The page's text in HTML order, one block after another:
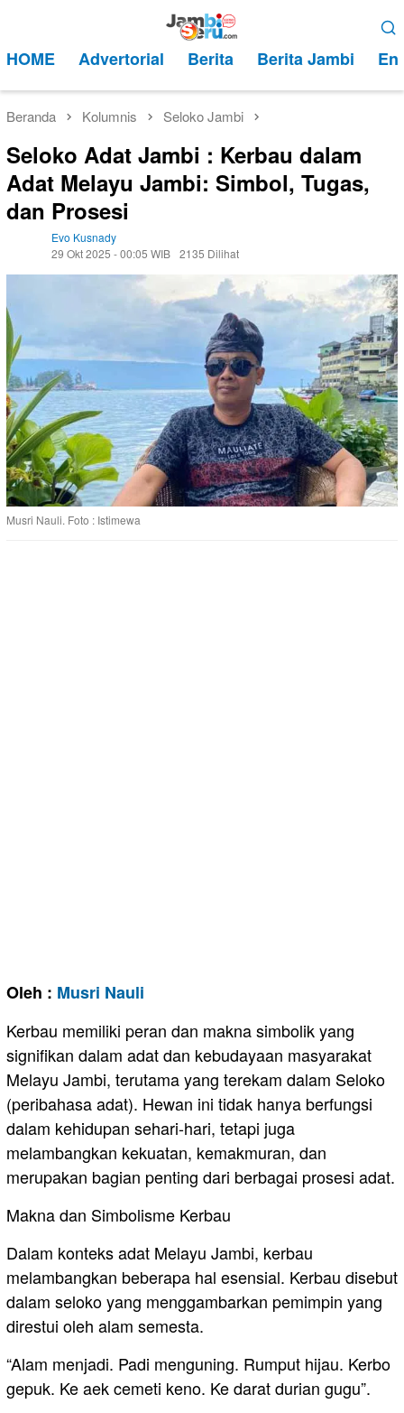
kontenMobile
HOME Advertorial Berita Berita Jambi
Beranda Kolumnis Seloko Jambi
Seloko Adat Jambi : Kerbau dalam
Adat Melayu Jambi: Simbol, Tugas,
dan Prosesi
Evo Kusnady
29 Okt 2025 - 00:05 WIB 2135 Dilihat
Musri Nauli. Foto : Istimewa
Oleh : Musri Nauli
Kerbau memiliki peran dan makna simbolik yang
signifikan dalam adat dan kebudayaan masyarakat
Melayu Jambi, terutama yang terekam dalam Seloko
(peribahasa adat). Hewan ini tidak hanya berfungsi
dalam kehidupan sehari-hari, tetapi juga
melambangkan kekuatan, kemakmuran, dan
merupakan bagian penting dari berbagai prosesi adat.
Makna dan Simbolisme Kerbau
Dalam konteks adat Melayu Jambi, kerbau
melambangkan beberapa hal esensial. Kerbau disebut
dalam seloko yang menggambarkan pemimpin yang
direstui oleh alam semesta.
“Alam menjadi. Padi menguning. Rumput hijau. Kerbo
gepuk. Ke aek cemeti keno. Ke darat durian gugu”.